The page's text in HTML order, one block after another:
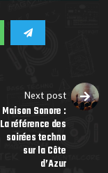
Next post
Maison Sonore :
La référence des
soirées techno
sur la Côte
d’Azur